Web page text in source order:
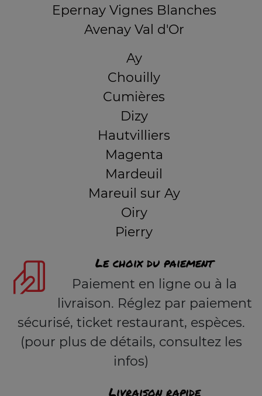
Epernay Vignes Blanches
Avenay Val d'Or
Ay
Chouilly
Cumières
Dizy
Hautvilliers
Magenta
Mardeuil
Mareuil sur Ay
Oiry
Pierry
Le choix du paiement
Paiement en ligne ou à la
livraison. Réglez par paiement
sécurisé, ticket restaurant, espèces.
(pour plus de détails, consultez les
infos)
Livraison rapide